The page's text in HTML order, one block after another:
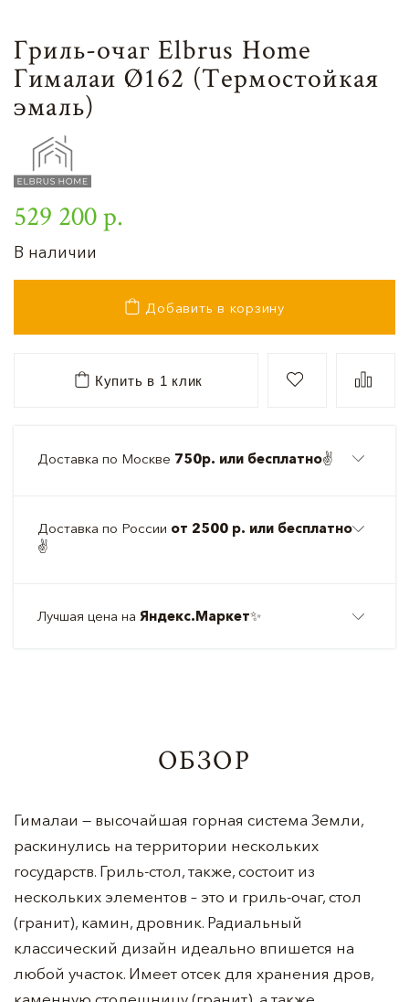
Гриль-очаг Elbrus Home
Гималаи Ø162 (Термостойкая
эмаль)
529 200 р.
В наличии
Добавить в корзину
Купить в 1 клик
Доставка по Москве 750р. или бесплатно✌️
Доставка по России от 2500 р. или бесплатно
✌️
Лучшая цена на Яндекс.Маркет✨
ОБЗОР
Гималаи — высочайшая горная система Земли,
раскинулись на территории нескольких
государств. Гриль-стол, также, состоит из
нескольких элементов – это и гриль-очаг, стол
(гранит), камин, дровник. Радиальный
классический дизайн идеально впишется на
любой участок. Имеет отсек для хранения дров,